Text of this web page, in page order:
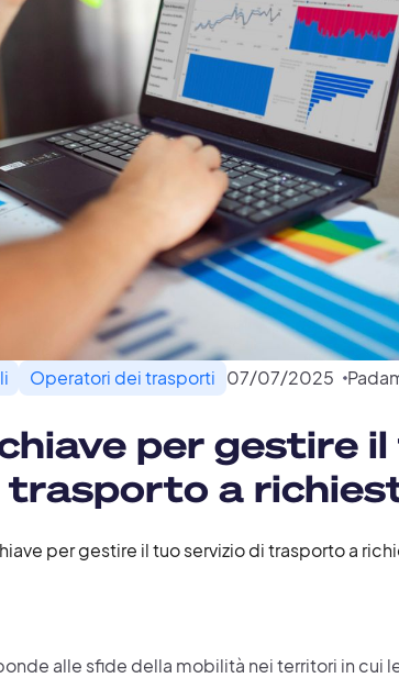
per gestire il tuo servizio di trasporto a
per gestire
trasporto a
Operatori dei trasporti 07/07/2025
alle sfide della mobilità nei territori in cui